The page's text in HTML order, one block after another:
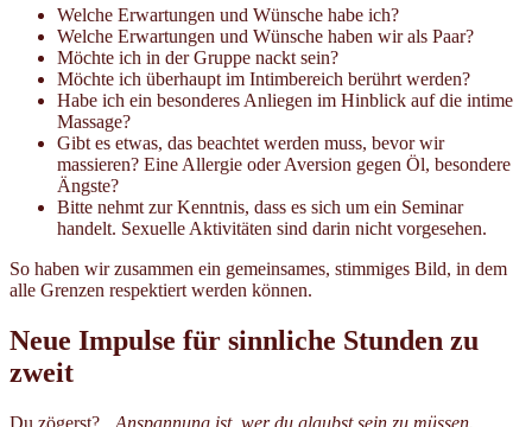
Welche Erwartungen und Wünsche habe ich?
Welche Erwartungen und Wünsche haben wir als Paar?
Möchte ich in der Gruppe nackt sein?
Möchte ich überhaupt im Intimbereich berührt werden?
Habe ich ein besonderes Anliegen im Hinblick auf die intime
Massage?
Gibt es etwas, das beachtet werden muss, bevor wir
massieren? Eine Allergie oder Aversion gegen Öl, besondere
Ängste?
Bitte nehmt zur Kenntnis, dass es sich um ein Seminar
handelt. Sexuelle Aktivitäten sind darin nicht vorgesehen.
So haben wir zusammen ein gemeinsames, stimmiges Bild, in dem
alle Grenzen respektiert werden können.
Neue Impulse für sinnliche Stunden zu
zweit
Du zögerst?
„Anspannung ist, wer du glaubst sein zu müssen.